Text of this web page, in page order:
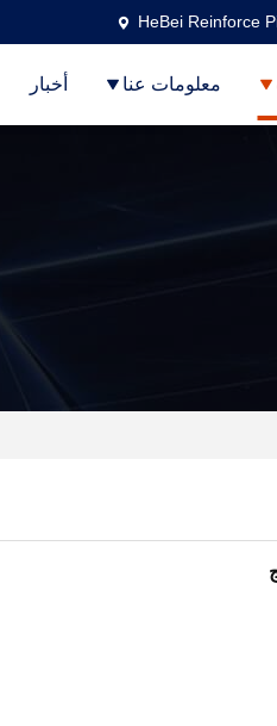
HeBei Reinforce
معلومات عنا أخبار